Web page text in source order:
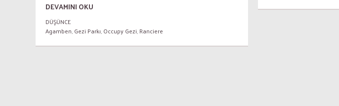
DEVAMINI OKU
DÜŞÜNCE
Agamben,Gezi Parkı,Occupy Gezi,Ranciere